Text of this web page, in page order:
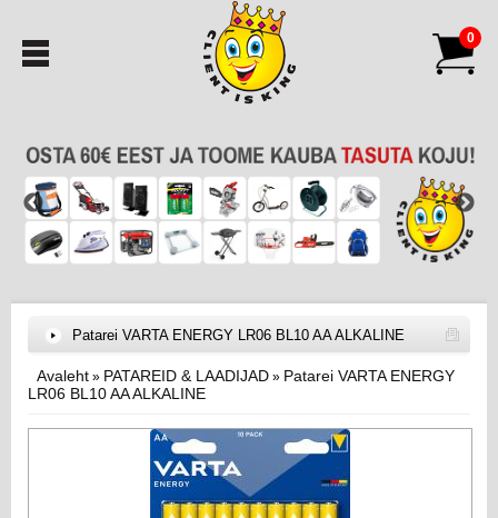
0
Patarei VARTA ENERGY LR06 BL10 AA ALKALINE
Avaleht » PATAREID & LAADIJAD » Patarei VARTA ENERGY
LR06 BL10 AA ALKALINE